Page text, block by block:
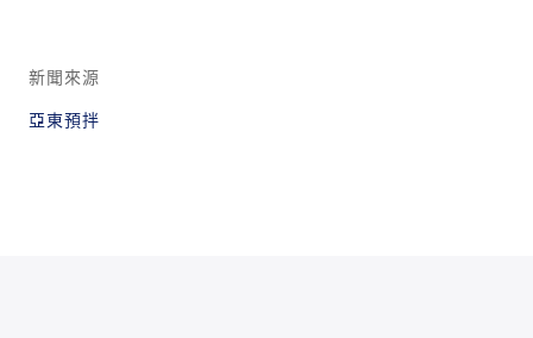
新聞來源
亞東預拌